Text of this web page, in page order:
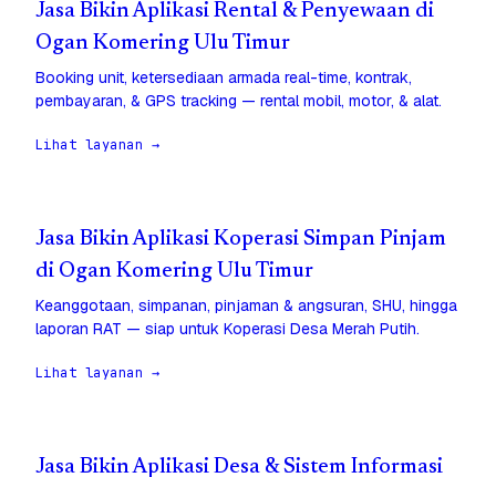
Jasa Bikin Aplikasi Rental & Penyewaan di
Ogan Komering Ulu Timur
Booking unit, ketersediaan armada real-time, kontrak,
pembayaran, & GPS tracking — rental mobil, motor, & alat.
Lihat layanan →
Jasa Bikin Aplikasi Koperasi Simpan Pinjam
di Ogan Komering Ulu Timur
Keanggotaan, simpanan, pinjaman & angsuran, SHU, hingga
laporan RAT — siap untuk Koperasi Desa Merah Putih.
Lihat layanan →
Jasa Bikin Aplikasi Desa & Sistem Informasi